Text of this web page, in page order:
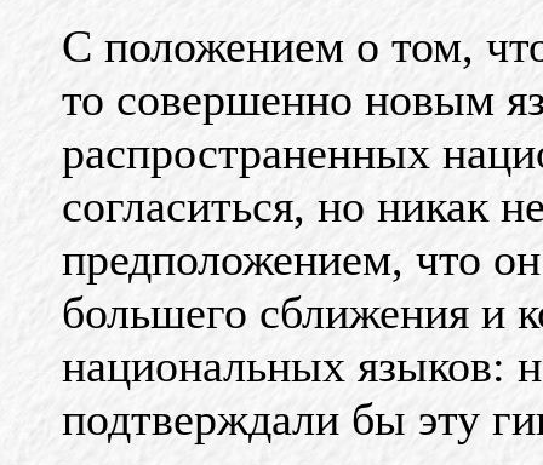
С положением о том,
то совершенно новым
распространенных
согласиться, но никак
предположением, что он
большего сближения и
национальных языков:
подтверждали бы эту